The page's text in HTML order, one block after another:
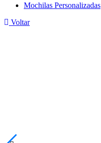
Mochilas Personalizadas
Voltar